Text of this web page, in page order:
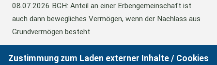
08.07.2026 BGH: Anteil an einer Erbengemeinschaft ist
auch dann bewegliches Vermögen, wenn der Nachlass aus
Grundvermögen besteht
Zustimmung zum Laden externer Inhalte / Cookies